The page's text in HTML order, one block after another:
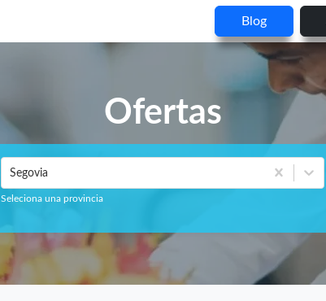
Blog
Ofertas
Segovia
Seleciona una provincia